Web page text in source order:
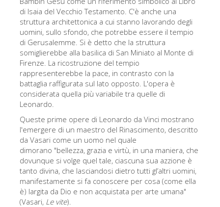
di Isaia del Vecchio Testamento. C'è anche una
struttura architettonica a cui stanno lavorando degli
uomini, sullo sfondo, che potrebbe essere il tempio
di Gerusalemme. Si è detto che la struttura
somiglierebbe alla basilica di San Miniato al Monte di
Firenze. La ricostruzione del tempio
rappresenterebbe la pace, in contrasto con la
battaglia raffigurata sul lato opposto. L'opera è
considerata quella più variabile tra quelle di
Leonardo.
Queste prime opere di Leonardo da Vinci mostrano
l'emergere di un maestro del Rinascimento, descritto
da Vasari come un uomo nel quale
dimorano "bellezza, grazia e virtù, in una maniera, che
dovunque si volge quel tale, ciascuna sua azzione è
tanto divina, che lasciandosi dietro tutti gl’altri uomini,
manifestamente si fa conoscere per cosa (come ella
è) largita da Dio e non acquistata per arte umana"
(Vasari, Le vite).